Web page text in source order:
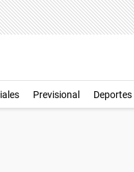
Previsional Deportes